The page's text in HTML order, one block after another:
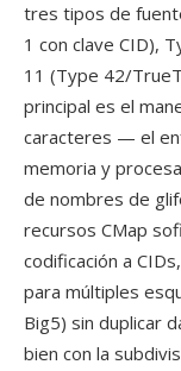
tres tipos de
1 con clave CID),
11 (Type 42/
principal es el
caracteres — el
memoria y
de nombres de
recursos CMap
codificación a
para múltiples
Big5) sin duplicar
bien con la